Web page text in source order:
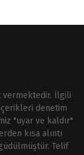
vermektedir. İlgili
denetim
"uyar ve kaldır"
kısa alıntı
Telif